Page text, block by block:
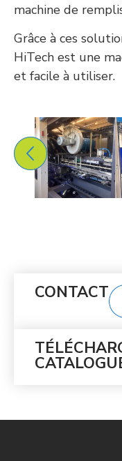
machine de
Grâce à ces
HiTech est une
et facile à utiliser.
CONTACT